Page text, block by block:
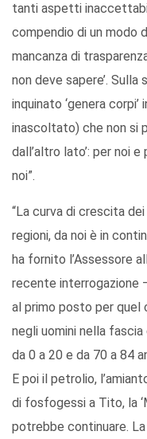
tanti aspetti
compendio di un modo
mancanza di
non deve sapere’.
inquinato ‘genera
inascoltato) che non si
dall’altro lato’: per noi
noi”.
“La curva di crescita
regioni, da noi è in
ha fornito l’Assessore
recente interrogazione
al primo posto per quel
negli uomini nella fascia
da 0 a 20 e da 70 a 84
E poi il petrolio,
di fosfogessi a Tito, la
potrebbe continuare. La